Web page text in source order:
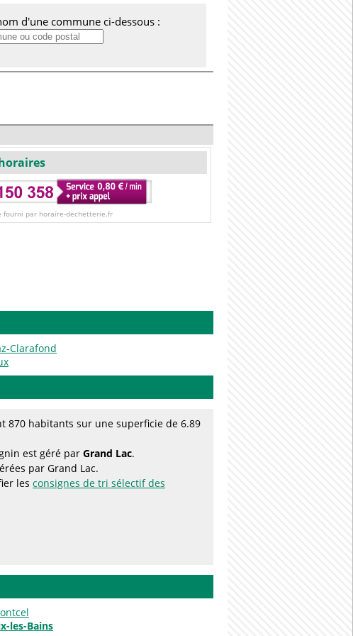
d'une commune ci-dessous :
fourni par horaire-dechetterie.fr
Clarafond
870 habitants sur une superficie de 6.89
est géré par Grand Lac.
par Grand Lac.
les consignes de tri sélectif des
les-Bains